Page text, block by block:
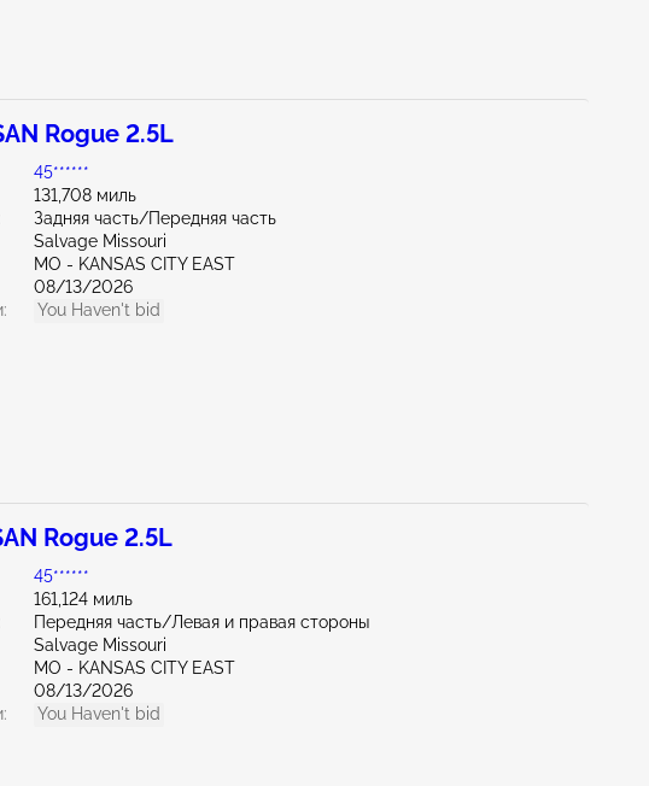
Rogue 2.5L
45******
131,708 миль
Задняя часть/Передняя часть
Salvage Missouri
MO - KANSAS CITY EAST
08/13/2026
You Haven't bid
Rogue 2.5L
45******
161,124 миль
Передняя часть/Левая и правая стороны
Salvage Missouri
MO - KANSAS CITY EAST
08/13/2026
You Haven't bid